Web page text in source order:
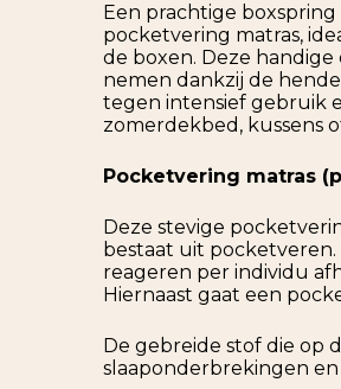
Een prachtige
pocketvering matras,
de boxen. Deze
nemen dankzij de
tegen intensief gebruik
zomerdekbed, kussens
Pocketvering matras
Deze stevige
bestaat uit
reageren per individu
Hiernaast gaat een
De gebreide stof die op
slaaponderbrekingen